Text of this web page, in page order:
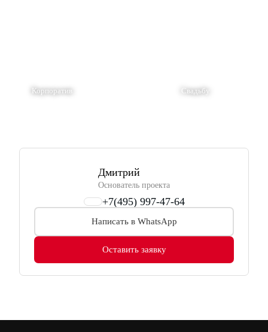
Корпоратив Свадьбу
Дмитрий
Основатель проекта
+7(495) 997-47-64
Написать в WhatsApp
Оставить заявку